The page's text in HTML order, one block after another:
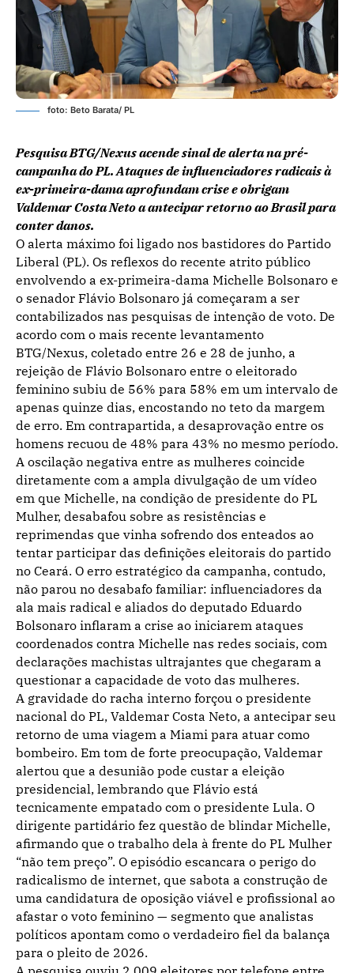
foto: Beto Barata/ PL
Pesquisa BTG/Nexus acende sinal de alerta na pré-
campanha do PL. Ataques de influenciadores radicais à
ex-primeira-dama aprofundam crise e obrigam
Valdemar Costa Neto a antecipar retorno ao Brasil para
conter danos.
O alerta máximo foi ligado nos bastidores do Partido
Liberal (PL). Os reflexos do recente atrito público
envolvendo a ex-primeira-dama Michelle Bolsonaro e
o senador Flávio Bolsonaro já começaram a ser
contabilizados nas pesquisas de intenção de voto. De
acordo com o mais recente levantamento
BTG/Nexus, coletado entre 26 e 28 de junho, a
rejeição de Flávio Bolsonaro entre o eleitorado
feminino subiu de 56% para 58% em um intervalo de
apenas quinze dias, encostando no teto da margem
de erro. Em contrapartida, a desaprovação entre os
homens recuou de 48% para 43% no mesmo período.
A oscilação negativa entre as mulheres coincide
diretamente com a ampla divulgação de um vídeo
em que Michelle, na condição de presidente do PL
Mulher, desabafou sobre as resistências e
reprimendas que vinha sofrendo dos enteados ao
tentar participar das definições eleitorais do partido
no Ceará. O erro estratégico da campanha, contudo,
não parou no desabafo familiar: influenciadores da
ala mais radical e aliados do deputado Eduardo
Bolsonaro inflaram a crise ao iniciarem ataques
coordenados contra Michelle nas redes sociais, com
declarações machistas ultrajantes que chegaram a
questionar a capacidade de voto das mulheres.
A gravidade do racha interno forçou o presidente
nacional do PL, Valdemar Costa Neto, a antecipar seu
retorno de uma viagem a Miami para atuar como
bombeiro. Em tom de forte preocupação, Valdemar
alertou que a desunião pode custar a eleição
presidencial, lembrando que Flávio está
tecnicamente empatado com o presidente Lula. O
dirigente partidário fez questão de blindar Michelle,
afirmando que o trabalho dela à frente do PL Mulher
“não tem preço”. O episódio escancara o perigo do
radicalismo de internet, que sabota a construção de
uma candidatura de oposição viável e profissional ao
afastar o voto feminino — segmento que analistas
políticos apontam como o verdadeiro fiel da balança
para o pleito de 2026.